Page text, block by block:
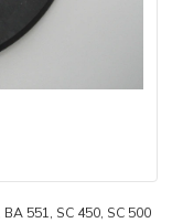
551, SC 450, SC 500